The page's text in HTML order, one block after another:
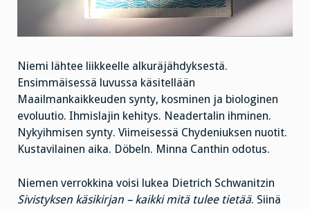
Niemi lähtee liikkeelle alkuräjähdyksestä.
Ensimmäisessä luvussa käsitellään
Maailmankaikkeuden synty, kosminen ja biologinen
evoluutio. Ihmislajin kehitys. Neadertalin ihminen.
Nykyihmisen synty. Viimeisessä Chydeniuksen nuotit.
Kustavilainen aika. Döbeln. Minna Canthin odotus.
Niemen verrokkina voisi lukea Dietrich Schwanitzin
Sivistyksen käsikirjan – kaikki mitä tulee tietää. Siinä